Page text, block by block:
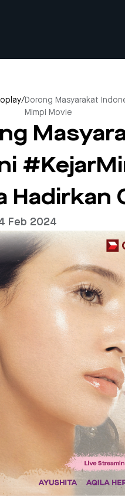
/Dorong Masyarakat
Mimpi Movie
Hadirkan
Feb 2024